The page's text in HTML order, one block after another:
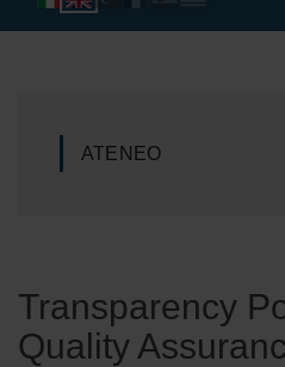
ATENEO
Transparency
Quality